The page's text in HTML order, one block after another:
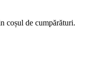
coșul de cumpărături.